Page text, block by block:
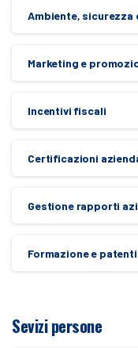
Ambiente, sicurezza
Marketing e
Incentivi fiscali
Certificazioni
Gestione rapporti
Formazione e
Sevizi persone